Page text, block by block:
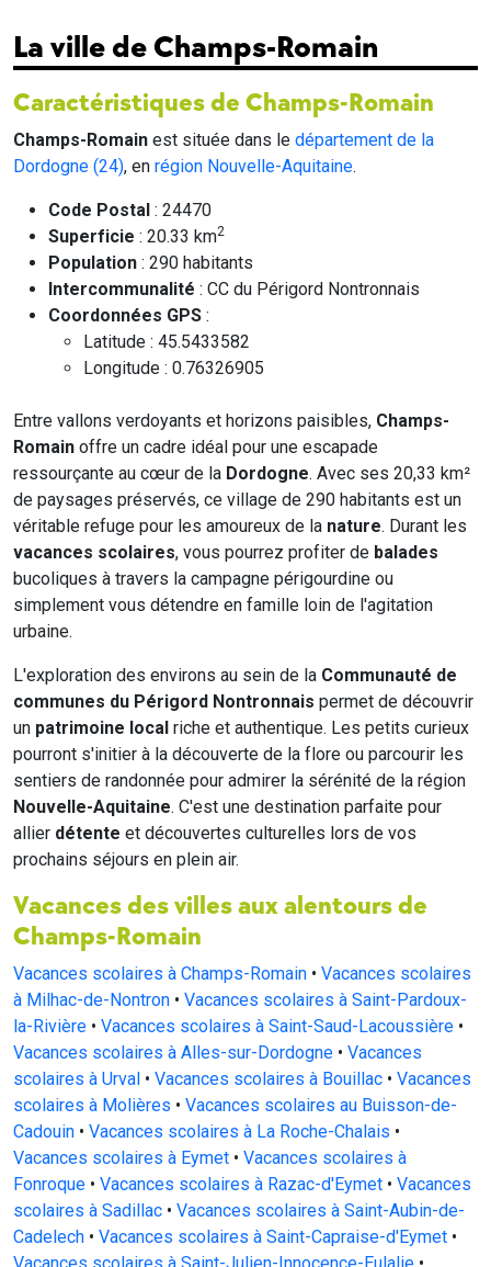
La ville de Champs-Romain
Caractéristiques de Champs-Romain
Champs-Romain est située dans le département de la
Dordogne (24), en région Nouvelle-Aquitaine.
Code Postal : 24470
Superficie : 20.33 km2
Population : 290 habitants
Intercommunalité : CC du Périgord Nontronnais
Coordonnées GPS :
Latitude : 45.5433582
Longitude : 0.76326905
Entre vallons verdoyants et horizons paisibles, Champs-
Romain offre un cadre idéal pour une escapade
ressourçante au cœur de la Dordogne. Avec ses 20,33 km²
de paysages préservés, ce village de 290 habitants est un
véritable refuge pour les amoureux de la nature. Durant les
vacances scolaires, vous pourrez profiter de balades
bucoliques à travers la campagne périgourdine ou
simplement vous détendre en famille loin de l'agitation
urbaine.
L'exploration des environs au sein de la Communauté de
communes du Périgord Nontronnais permet de découvrir
un patrimoine local riche et authentique. Les petits curieux
pourront s'initier à la découverte de la flore ou parcourir les
sentiers de randonnée pour admirer la sérénité de la région
Nouvelle-Aquitaine. C'est une destination parfaite pour
allier détente et découvertes culturelles lors de vos
prochains séjours en plein air.
Vacances des villes aux alentours de
Champs-Romain
Vacances scolaires à Champs-Romain • Vacances scolaires
à Milhac-de-Nontron • Vacances scolaires à Saint-Pardoux-
la-Rivière • Vacances scolaires à Saint-Saud-Lacoussière •
Vacances scolaires à Alles-sur-Dordogne • Vacances
scolaires à Urval • Vacances scolaires à Bouillac • Vacances
scolaires à Molières • Vacances scolaires au Buisson-de-
Cadouin • Vacances scolaires à La Roche-Chalais •
Vacances scolaires à Eymet • Vacances scolaires à
Fonroque • Vacances scolaires à Razac-d'Eymet • Vacances
scolaires à Sadillac • Vacances scolaires à Saint-Aubin-de-
Cadelech • Vacances scolaires à Saint-Capraise-d'Eymet •